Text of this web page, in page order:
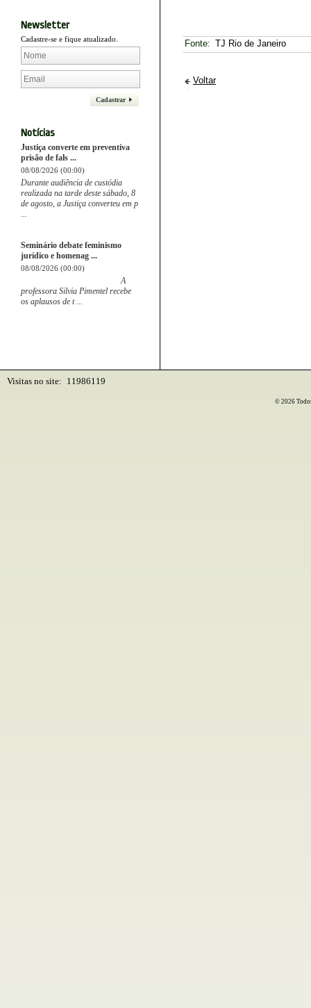
Newsletter
Cadastre-se e fique atualizado.
Cadastrar
Notícias
Justiça converte em preventiva
prisão de fals ...
08/08/2026 (00:00)
Durante audiência de custódia
realizada na tarde deste sábado, 8
de agosto, a Justiça converteu em p
...
Seminário debate feminismo
jurídico e homenag ...
08/08/2026 (00:00)
A
professora Silvia Pimentel recebe
os aplausos de t ...
Fonte: TJ Rio de Janeiro
Voltar
Visitas no site: 11986119
© 2026